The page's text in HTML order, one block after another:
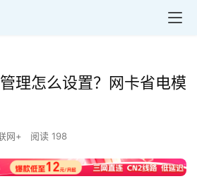
理怎么设置？网卡省电模
网+ 阅读 198